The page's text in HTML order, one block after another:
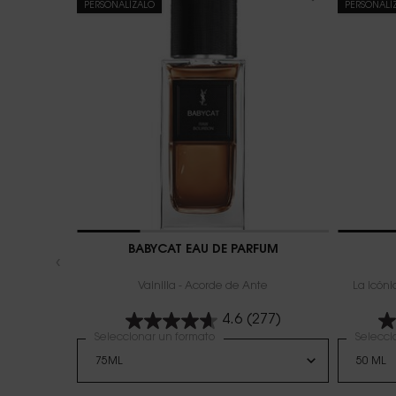
PERSONALÍZALO
BABYCAT EAU DE PARFUM
Vainilla - Acorde de Ante
4.6 (277)
Seleccionar un formato
La
La